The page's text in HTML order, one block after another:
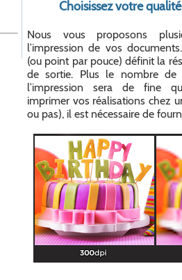
Choisissez votre
Nous vous proposons
l’impression de vos
(ou point par pouce) définit la
de sortie. Plus le nombre de
l’impression sera de fine
imprimer vos réalisations chez
ou pas), il est nécessaire de